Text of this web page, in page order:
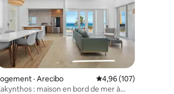
4,97 sur 5, 193 commentaires
· Arecibo Note moyenne de
4,96 (107)
: maison en bord de mer à